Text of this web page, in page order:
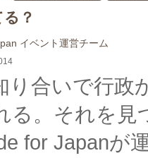
？
イベント運営チーム
り合いで行政
る。それを
for Japanが